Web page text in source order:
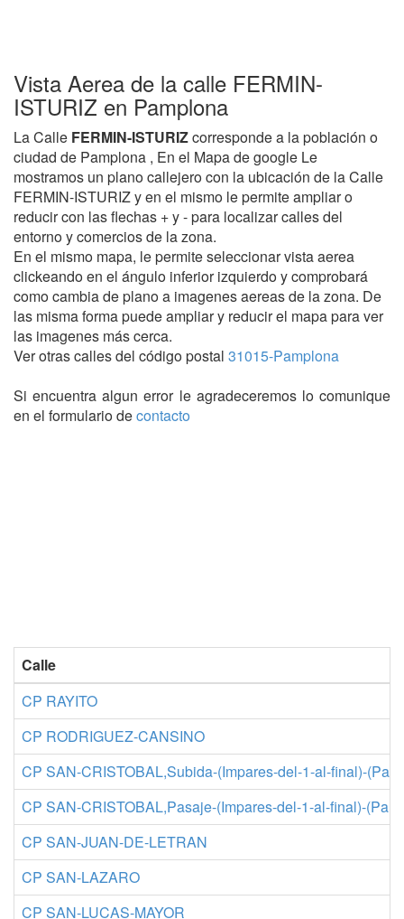
Vista Aerea de la calle FERMIN-
ISTURIZ en Pamplona
La Calle FERMIN-ISTURIZcorresponde a la población o
ciudad de Pamplona , En el Mapa de google Le
mostramos un plano callejero con la ubicación de la Calle
FERMIN-ISTURIZ y en el mismo le permite ampliar o
reducir con las flechas + y - para localizar calles del
entorno y comercios de la zona.
En el mismo mapa, le permite seleccionar vista aerea
clickeando en el ángulo inferior izquierdo y comprobará
como cambia de plano a imagenes aereas de la zona. De
las misma forma puede ampliar y reducir el mapa para ver
las imagenes más cerca.
Ver otras calles del código postal 31015-Pamplona
Si encuentra algun error le agradeceremos lo comunique
en el formulario decontacto
Calle
CP RAYITO
CP RODRIGUEZ-CANSINO
CP SAN-CRISTOBAL,Subida-(Impares-del-1-al-final)-(Par
CP SAN-CRISTOBAL,Pasaje-(Impares-del-1-al-final)-(Par
CP SAN-JUAN-DE-LETRAN
CP SAN-LAZARO
CP SAN-LUCAS-MAYOR